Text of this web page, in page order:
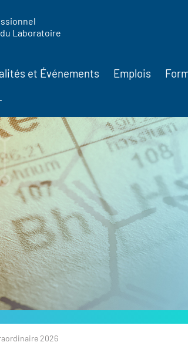
Laboratoire
et Événements Emplois
2026